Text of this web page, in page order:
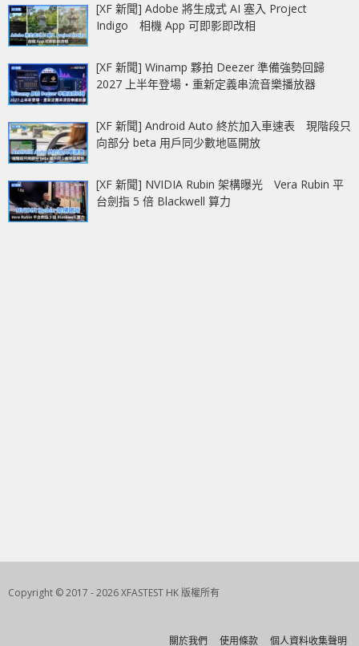
[XF 新聞] Adobe 將生成式 AI 塞入 Project
Indigo 相機 App 可即影即改相
[XF 新聞] Winamp 夥拍 Deezer 準備強勢回歸
2027 上半年登場‧重新定義串流音樂播放器
[XF 新聞] Android Auto 終於加入車速表 現階段只
向部分 beta 用戶同少數地區開放
[XF 新聞] NVIDIA Rubin 架構曝光 Vera Rubin 平
台劍指 5 倍 Blackwell 算力
Copyright © 2017 - 2026 XFASTEST HK 版權所有
關於我們 使用條款 個人資料收集聲明